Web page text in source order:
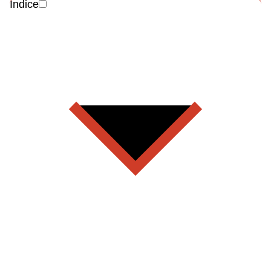
Índice